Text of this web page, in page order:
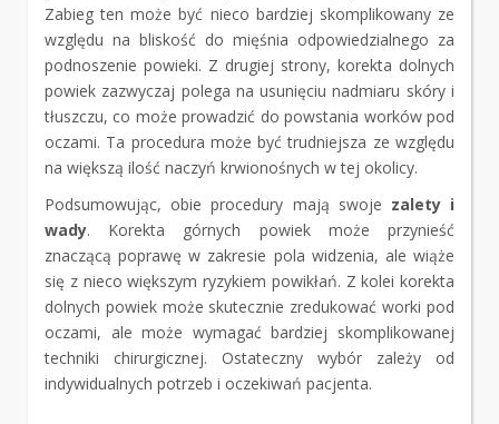
Zabieg ten może być nieco bardziej skomplikowany ze
względu na bliskość do mięśnia odpowiedzialnego za
podnoszenie powieki. Z drugiej strony, korekta dolnych
powiek zazwyczaj polega na usunięciu nadmiaru skóry i
tłuszczu, co może prowadzić do powstania worków pod
oczami. Ta procedura może być trudniejsza ze względu
na większą ilość naczyń krwionośnych w tej okolicy.
Podsumowując, obie procedury mają swoje zalety i
wady. Korekta górnych powiek może przynieść
znaczącą poprawę w zakresie pola widzenia, ale wiąże
się z nieco większym ryzykiem powikłań. Z kolei korekta
dolnych powiek może skutecznie zredukować worki pod
oczami, ale może wymagać bardziej skomplikowanej
techniki chirurgicznej. Ostateczny wybór zależy od
indywidualnych potrzeb i oczekiwań pacjenta.